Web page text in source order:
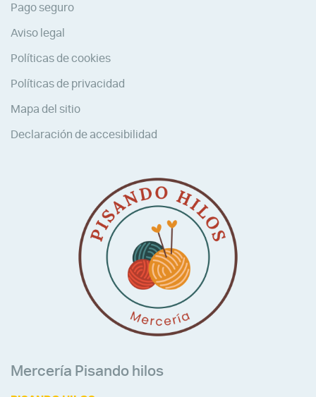
Pago seguro
Aviso legal
Políticas de cookies
Políticas de privacidad
Mapa del sitio
Declaración de accesibilidad
Mercería Pisando hilos